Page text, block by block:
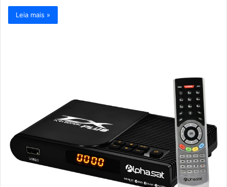
Leia mais »